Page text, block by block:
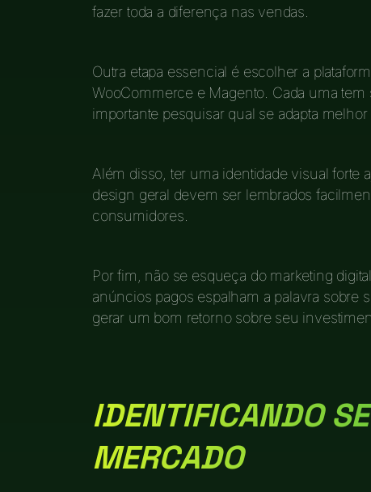
fazer toda a diferença nas vendas.
Outra etapa essencial é escolher a
WooCommerce e Magento. Cada uma
importante pesquisar qual se adapta
Além disso, ter uma identidade visual forte
design geral devem ser lembrados
consumidores.
Por fim, não se esqueça do marketing
anúncios pagos espalham a palavra sobre
gerar um bom retorno sobre seu
IDENTIFICANDO
MERCADO